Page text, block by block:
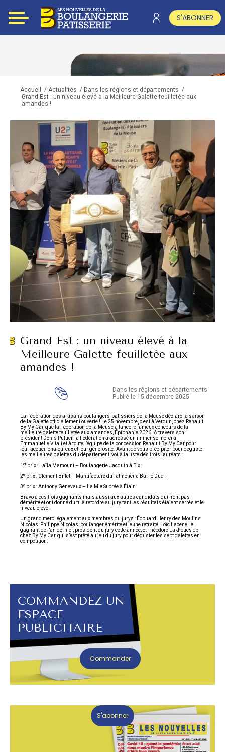
S'ABONNER
Accueil / Actualités / Dans les régions et départements /
Grand Est : un niveau élevé à la Meilleure Galette feuilletée aux
amandes !
Grand Est : un niveau élevé à la
Meilleure Galette feuilletée aux
amandes !
Dans les régions et départements
Publié le 15 décembre 2025
La Fédération des artisans boulangers-pâtissiers de la Meuse déclare la saison
de la Galette officiellement ouverte ! Le 25 novembre, c’est à Verdun, chez Renault
By My Car, que la Fédération de la Meuse a lancé le fameux concours de la
meilleure galette feuilletée aux amandes, Épiphanie 2026. A travers son
président Denis Pultier, la Fédération a adressé un immense merci à
Emmanuelle Vitali et à toute l’équipe de la concession Renault By My Car pour
leur accueil chaleureux et leur générosité. Avant de vous précipiter pour déguster
les meilleures galettes du département, voilà la liste des trois lauréats :
1 er prix : Laïla Mamouni – Boulangerie Jacquin à Eix ;
2e prix : Clément Billet – Manufacture du Talmelier à Bar le Duc ;
3e prix : Anthony Genevaux – La Mie Sucrée à Étain.
Bravo à ces trois gagnants mais aussi aux autres candidats qui n’ont pas
démérité et ont donné du fil à retordre au jury tant les résultats étaient serrés et le
niveau élevé !
Un grand merci également aux membres du jurys : Édouard Henry des Moulins
Nicolas, Philippe Nicolas, boulanger émérite et jeune retraité, Loïc Lacene, le
gagnant de l’an dernier, président du jury cette année, et Théodore Lakhoues de
chez By My Car, qui s’est prêté au jeu du jury pour déguster les sept galettes en
compétition.
COMMANDEZ UN
ESPACE
PUBLICITAIRE
Commander
S'abonner